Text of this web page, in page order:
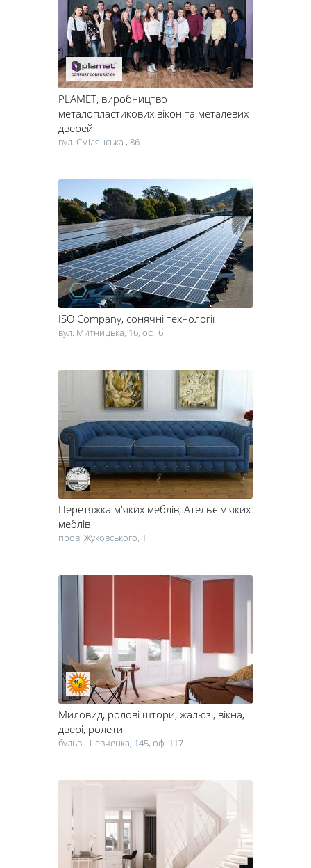
PLAMET, виробництво
металопластикових вікон та металевих
дверей
вул. Смілянська , 86
ISO Company, сонячні технології
вул. Митницька, 16, оф. 6
Перетяжка м'яких меблів, Ательє м'яких
меблів
пров. Жуковського, 1
Миловид, ролові штори, жалюзі, вікна,
двері, ролети
бульв. Шевченка, 145, оф. 117